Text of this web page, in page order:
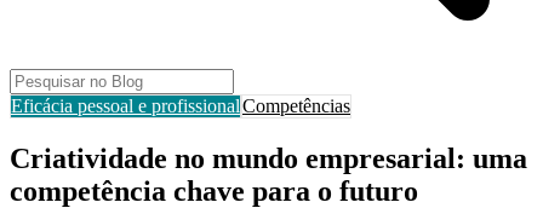
Eficácia pessoal e profissionalCompetências
Criatividade no mundo empresarial: uma
competência chave para o futuro